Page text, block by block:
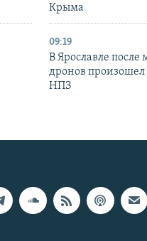
Крыма
09:19
В Ярославле после
дронов
НПЗ